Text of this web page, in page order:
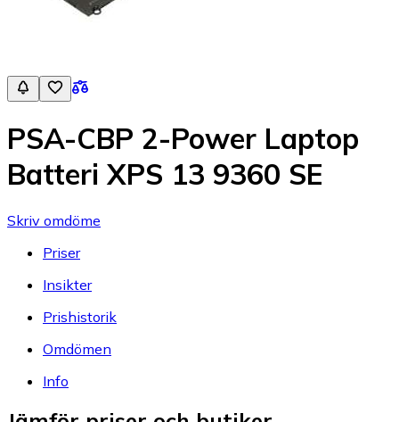
PSA-CBP 2-Power Laptop
Batteri XPS 13 9360 SE
Skriv omdöme
Priser
Insikter
Prishistorik
Omdömen
Info